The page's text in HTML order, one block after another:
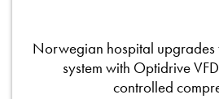
Norwegian hospital
system with Optidrive
controlled